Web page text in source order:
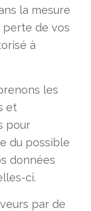
la mesure
de vos
à
les
et
pour
du possible
données
ci.
par de